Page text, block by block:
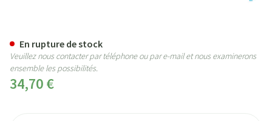
34,70 €
En rupture de stock
Veuillez nous contacter par téléphone ou par e-mail et nous examinerons
ensemble les possibilités.